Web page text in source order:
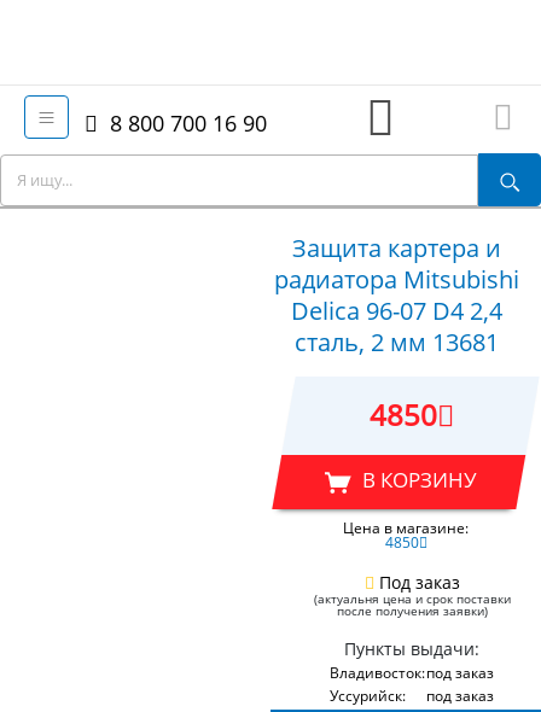
8 800 700 16 90
Защита картера и
радиатора Mitsubishi
Delica 96-07 D4 2,4
сталь, 2 мм 13681
4850
В КОРЗИНУ
Цена в магазине:
4850
Под заказ
(актуальня цена и срок поставки
после получения заявки)
Пункты выдачи:
Владивосток:под заказ
Уссурийск:
под заказ